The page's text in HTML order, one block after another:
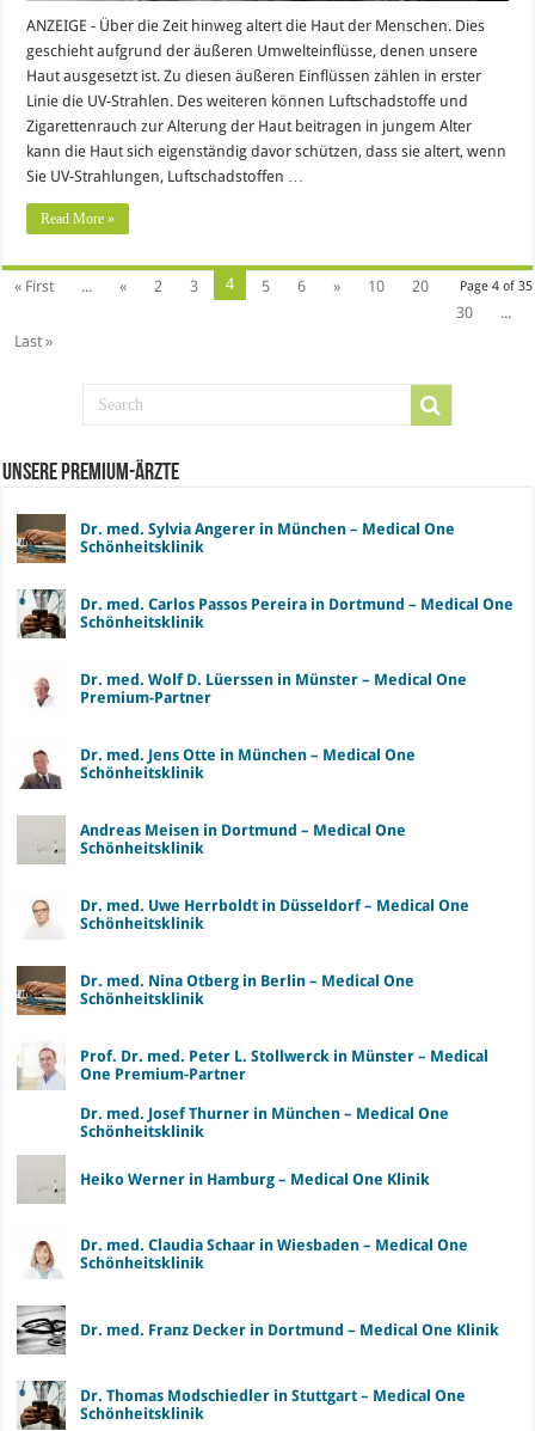
ANZEIGE - Über die Zeit hinweg altert die Haut der Menschen. Dies
geschieht aufgrund der äußeren Umwelteinflüsse, denen unsere
Haut ausgesetzt ist. Zu diesen äußeren Einflüssen zählen in erster
Linie die UV-Strahlen. Des weiteren können Luftschadstoffe und
Zigarettenrauch zur Alterung der Haut beitragen in jungem Alter
kann die Haut sich eigenständig davor schützen, dass sie altert, wenn
Sie UV-Strahlungen, Luftschadstoffen …
Read More »
Page 4 of 35
« First ... « 2 3 4 5 6 » 10
20
30
...
Last »
Unsere Premium-Ärzte
Dr. med. Sylvia Angerer in München – Medical One
Schönheitsklinik
Dr. med. Carlos Passos Pereira in Dortmund – Medical One
Schönheitsklinik
Dr. med. Wolf D. Lüerssen in Münster – Medical One
Premium-Partner
Dr. med. Jens Otte in München – Medical One
Schönheitsklinik
Andreas Meisen in Dortmund – Medical One
Schönheitsklinik
Dr. med. Uwe Herrboldt in Düsseldorf – Medical One
Schönheitsklinik
Dr. med. Nina Otberg in Berlin – Medical One
Schönheitsklinik
Prof. Dr. med. Peter L. Stollwerck in Münster – Medical
One Premium-Partner
Dr. med. Josef Thurner in München – Medical One
Schönheitsklinik
Heiko Werner in Hamburg – Medical One Klinik
Dr. med. Claudia Schaar in Wiesbaden – Medical One
Schönheitsklinik
Dr. med. Franz Decker in Dortmund – Medical One Klinik
Dr. Thomas Modschiedler in Stuttgart – Medical One
Schönheitsklinik